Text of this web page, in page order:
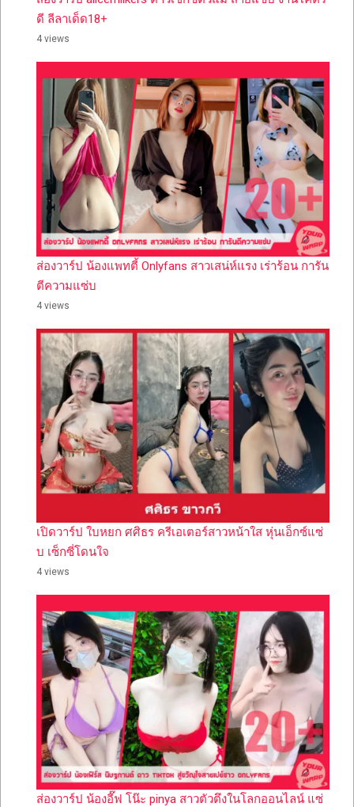
ดี ลีลาเด็ด18+
4 views
ส่องวาร์ป น้องแพทตี้ Onlyfans สาวเสน่ห์แรง เร่าร้อน การัน
ตีความแซ่บ
4 views
เปิดวาร์ป ใบหยก ศศิธร ครีเอเตอร์สาวหน้าใส หุ่นเอ็กซ์แซ่
บ เซ็กซี่โดนใจ
4 views
ส่องวาร์ป น้องอี๊ฟ โน๊ะ pinya สาวตัวตึงในโลกออนไลน์ แซ่